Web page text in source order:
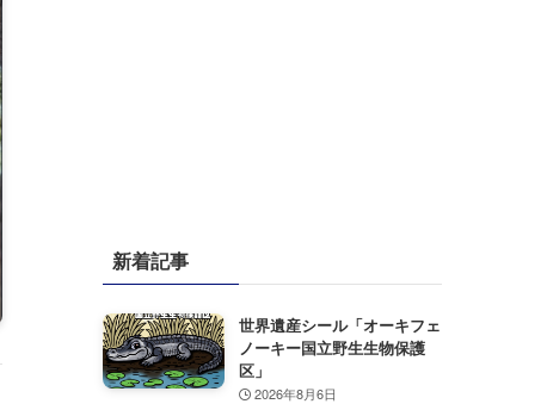
新着記事
世界遺産シール「オーキフェ
ノーキー国立野生生物保護
区」
2026年8月6日